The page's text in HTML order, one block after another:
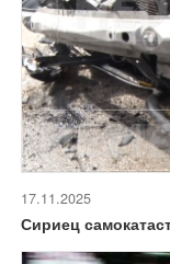
17.11.2025
Сириец